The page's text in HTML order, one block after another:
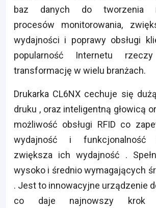
baz danych do tworzenia
procesów monitorowania,
wydajności i poprawy obsługi
popularność Internetu
transformację w wielu branżach.
Drukarka CL6NX cechuje się
druku , oraz inteligentną głowicą
możliwość obsługi RFID co
wydajność i funkcjonalność
zwiększa ich wydajność .
wysoko i średnio wymagających
. Jest to innowacyjne urządzenie
co daje najnowszy krok